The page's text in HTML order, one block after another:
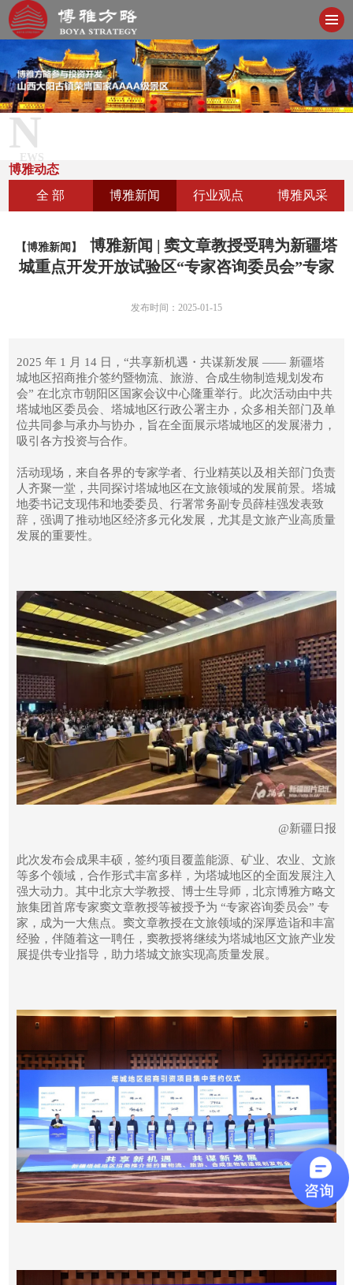
N
EWS
博雅动态
全 部
博雅新闻 行业观点 博雅风采
【博雅新闻】
博雅新闻 | 窦文章教授受聘为新疆塔
城重点开发开放试验区“专家咨询委员会”专家
发布时间：2025-01-15
2025 年 1 月 14 日，“共享新机遇・共谋新发展 —— 新疆塔
城地区招商推介签约暨物流、旅游、合成生物制造规划发布
会” 在北京市朝阳区国家会议中心隆重举行。此次活动由中共
塔城地区委员会、塔城地区行政公署主办，众多相关部门及单
位共同参与承办与协办，旨在全面展示塔城地区的发展潜力，
吸引各方投资与合作。
活动现场，来自各界的专家学者、行业精英以及相关部门负责
人齐聚一堂，共同探讨塔城地区在文旅领域的发展前景。塔城
地委书记支现伟和地委委员、行署常务副专员薛桂强发表致
辞，强调了推动地区经济多元化发展，尤其是文旅产业高质量
发展的重要性。
@新疆日报
此次发布会成果丰硕，签约项目覆盖能源、矿业、农业、文旅
等多个领域，合作形式丰富多样，为塔城地区的全面发展注入
强大动力。其中北京大学教授、博士生导师，北京博雅方略文
旅集团首席专家窦文章教授等被授予为 “专家咨询委员会” 专
家，成为一大焦点。窦文章教授在文旅领域的深厚造诣和丰富
经验，伴随着这一聘任，窦教授将继续为塔城地区文旅产业发
展提供专业指导，助力塔城文旅实现高质量发展。